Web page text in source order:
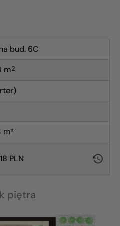
bud. 6C
m2
m²
PLN
piętra